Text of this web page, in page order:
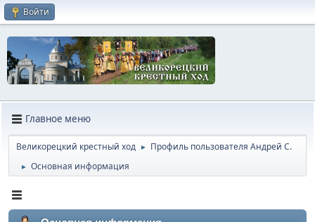
Войти
Главное меню
Великорецкий крестный ход ► Профиль пользователя Андрей С.
► Основная информация